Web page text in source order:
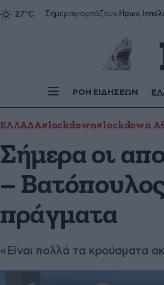
Σήμεραγιορτάζουν: Ήρων,
ΡΟΗ ΕΙΔΗΣΕΩΝ
ΕΛΛΑΔΑ#lockdown#lockdown
Σήμερα οι
–
πράγματα
«Είναι πολλά τα κρούσματα